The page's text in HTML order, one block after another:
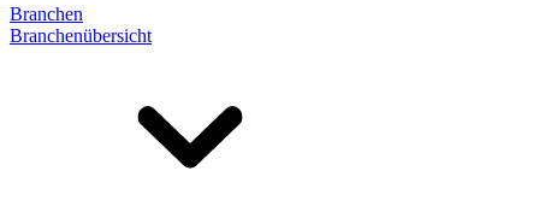
Branchen
Branchenübersicht